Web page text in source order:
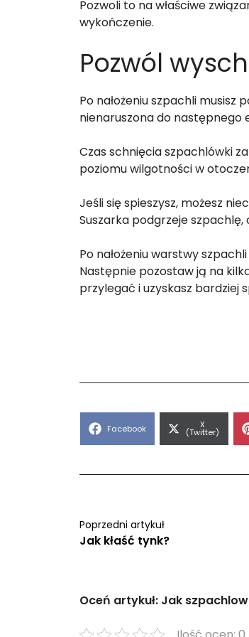
Pozwoli to na właściwe
wykończenie.
Pozwól
Po nałożeniu szpachli
nienaruszona do następnego
Czas schnięcia szpachlówki
poziomu wilgotności w
Jeśli się spieszysz, możesz
Suszarka podgrzeje szpachlę,
Po nałożeniu warstwy
Następnie pozostaw ją na
przylegać i uzyskasz bardziej
Share
Facebook Share
on
X
(Twitter)
Poprzedni artykuł
Jak kłaść tynk?
Oceń artykuł: Jak